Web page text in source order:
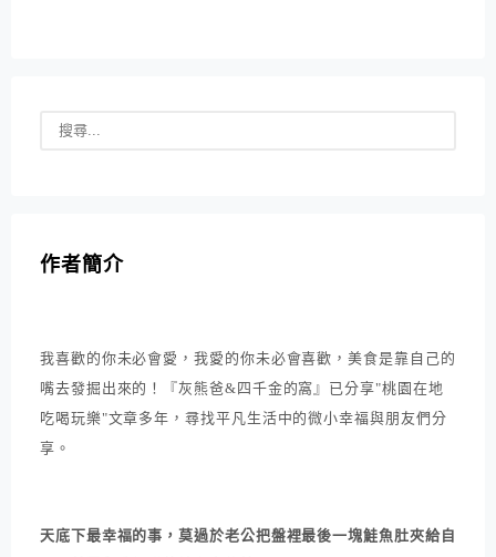
作者簡介
我喜歡的你未必會愛，我愛的你未必會喜歡，美食是靠自己的
嘴去發掘出來的！『灰熊爸&四千金的窩』已分享"桃園在地
吃喝玩樂"文章多年，尋找平凡生活中的微小幸福與朋友們分
享。
天底下最幸福的事，莫過於老公把盤裡最後一塊鮭魚肚夾給自